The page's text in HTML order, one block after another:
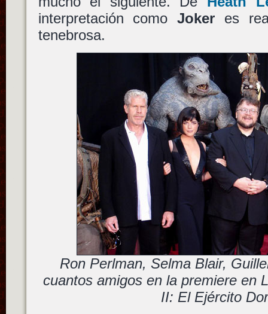
interpretación comoJoker es
tenebrosa.
Ron Perlman, Selma Blair,
cuantos amigos en la premiere en
II: El Ejército